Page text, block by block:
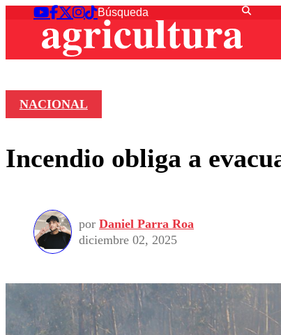
NACIONAL
Incendio obliga a
por Daniel Parra Roa
diciembre 02, 2025